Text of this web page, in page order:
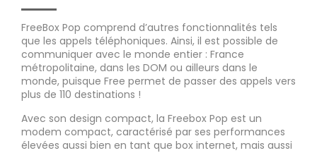
FreeBox Pop comprend d’autres fonctionnalités tels
que les appels téléphoniques. Ainsi, il est possible de
communiquer avec le monde entier : France
métropolitaine, dans les DOM ou ailleurs dans le
monde, puisque Free permet de passer des appels vers
plus de 110 destinations !
Avec son design compact, la Freebox Pop est un
modem compact, caractérisé par ses performances
élevées aussi bien en tant que box internet, mais aussi